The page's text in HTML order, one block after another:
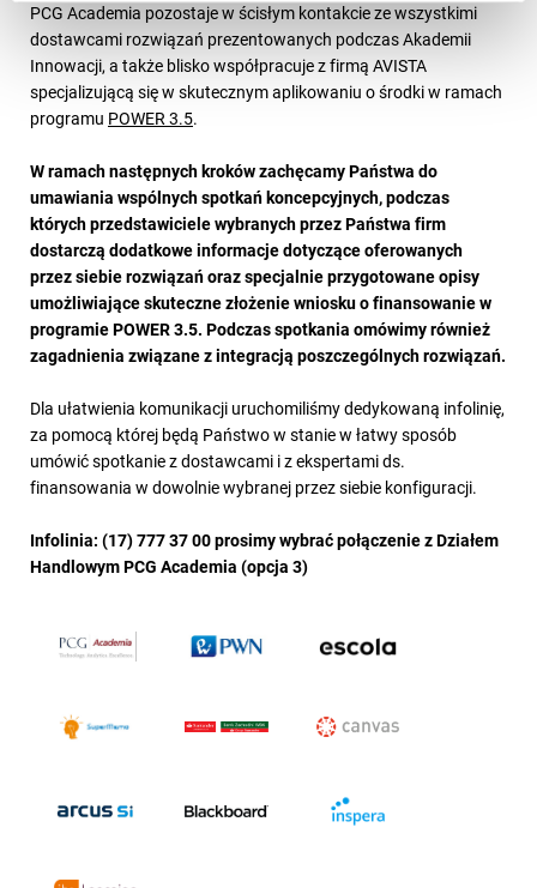
PCG Academia pozostaje w ścisłym kontakcie ze wszystkimi
dostawcami rozwiązań prezentowanych podczas Akademii
Innowacji, a także blisko współpracuje z firmą AVISTA
specjalizującą się w skutecznym aplikowaniu o środki w ramach
programu POWER 3.5.
W ramach następnych kroków zachęcamy Państwa do
umawiania wspólnych spotkań koncepcyjnych, podczas
których przedstawiciele wybranych przez Państwa firm
dostarczą dodatkowe informacje dotyczące oferowanych
przez siebie rozwiązań oraz specjalnie przygotowane opisy
umożliwiające skuteczne złożenie wniosku o finansowanie w
programie POWER 3.5. Podczas spotkania omówimy również
zagadnienia związane z integracją poszczególnych rozwiązań.
Dla ułatwienia komunikacji uruchomiliśmy dedykowaną infolinię,
za pomocą której będą Państwo w stanie w łatwy sposób
umówić spotkanie z dostawcami i z ekspertami ds.
finansowania w dowolnie wybranej przez siebie konfiguracji.
Infolinia: (17) 777 37 00 prosimy wybrać połączenie z Działem
Handlowym PCG Academia (opcja 3)